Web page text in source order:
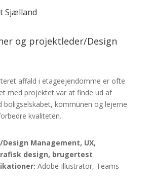
Sjælland
og projektleder/Design
affald i etageejendomme er ofte
med projektet var at finde ud af
boligselskabet, kommunen og lejerne
kvaliteten.
Management, UX,
design, brugertest
Adobe Illustrator, Teams